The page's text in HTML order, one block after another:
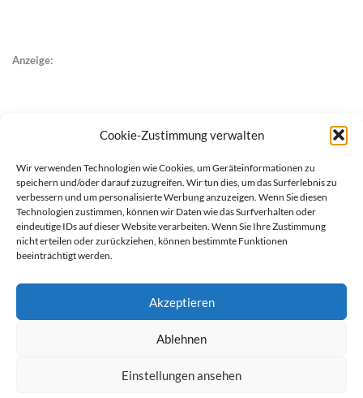
Cookie-Zustimmung verwalten
Wir verwenden Technologien wie Cookies, um Geräteinformationen zu
speichern und/oder darauf zuzugreifen. Wir tun dies, um das Surferlebnis zu
verbessern und um personalisierte Werbung anzuzeigen. Wenn Sie diesen
Technologien zustimmen, können wir Daten wie das Surfverhalten oder
eindeutige IDs auf dieser Website verarbeiten. Wenn Sie Ihre Zustimmung
nicht erteilen oder zurückziehen, können bestimmte Funktionen
beeinträchtigt werden.
Akzeptieren
Ablehnen
Einstellungen ansehen
Anzeige: